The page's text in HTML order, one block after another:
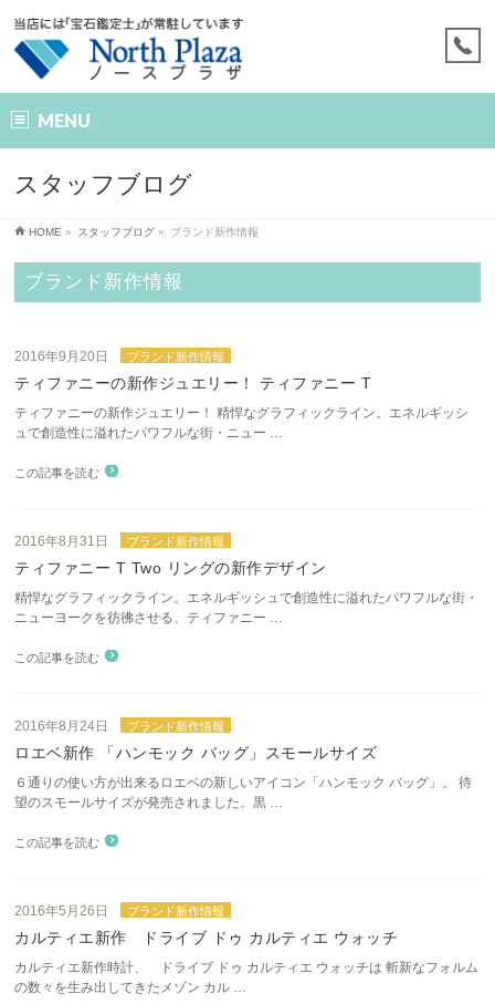
MENU
スタッフブログ
HOME » スタッフブログ » ブランド新作情報
ブランド新作情報
2016年9月20日 ブランド新作情報
ティファニーの新作ジュエリー！ ティファニー T
ティファニーの新作ジュエリー！ 精悍なグラフィックライン。エネルギッシ
ュで創造性に溢れた パワフルな街・ニュー …
この記事を読む
2016年8月31日 ブランド新作情報
ティファニー T Two リングの新作デザイン
精悍なグラフィックライン。エネルギッシュで創造性に溢れたパワフルな街・
ニューヨークを彷彿させる、ティファニー …
この記事を読む
2016年8月24日 ブランド新作情報
ロエベ新作 「ハンモック バッグ」スモールサイズ
６通りの使い方が出来るロエベの新しいアイコン「ハンモック バッグ」。 待
望のスモールサイズが発売されました。黒 …
この記事を読む
2016年5月26日 ブランド新作情報
カルティエ新作 ドライブ ドゥ カルティエ ウォッチ
カルティエ新作時計、 ドライブ ドゥ カルティエ ウォッチは 斬新なフォルム
の数々を生み出してきたメゾン カル …